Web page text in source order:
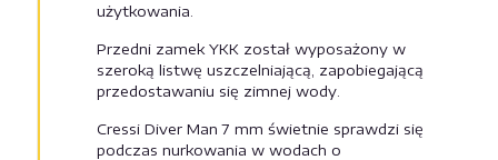
użytkowania.
Przedni zamek YKK został wyposażony w
szeroką listwę uszczelniającą, zapobiegającą
przedostawaniu się zimnej wody.
Cressi Diver Man 7 mm świetnie sprawdzi się
podczas nurkowania w wodach o